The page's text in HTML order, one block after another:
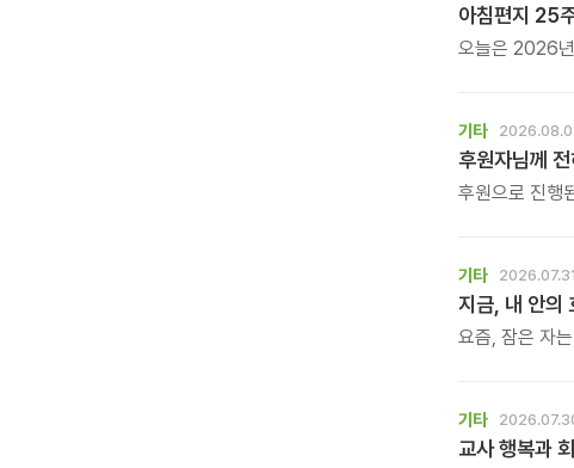
아침편지 25
오늘은 2026
기타
후원자님께
후원으로 진행
기타 2026.07.31
지금, 내 안의
요즘, 잠은 자
흐트러졌기 때
기타
교사 행복과